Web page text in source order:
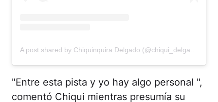
"Entre esta pista y yo hay algo personal ",
comentó Chiqui mientras presumía su